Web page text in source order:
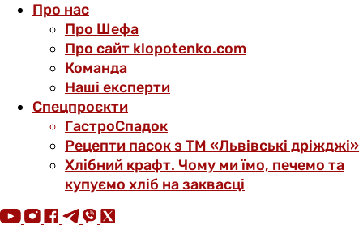
Про нас
Про Шефа
Про сайт klopotenko.com
Команда
Наші експерти
Спецпроєкти
ГастроСпадок
Рецепти пасок з ТМ «Львівські дріжджі»
Хлібний крафт. Чому ми їмо, печемо та
купуємо хліб на заквасці